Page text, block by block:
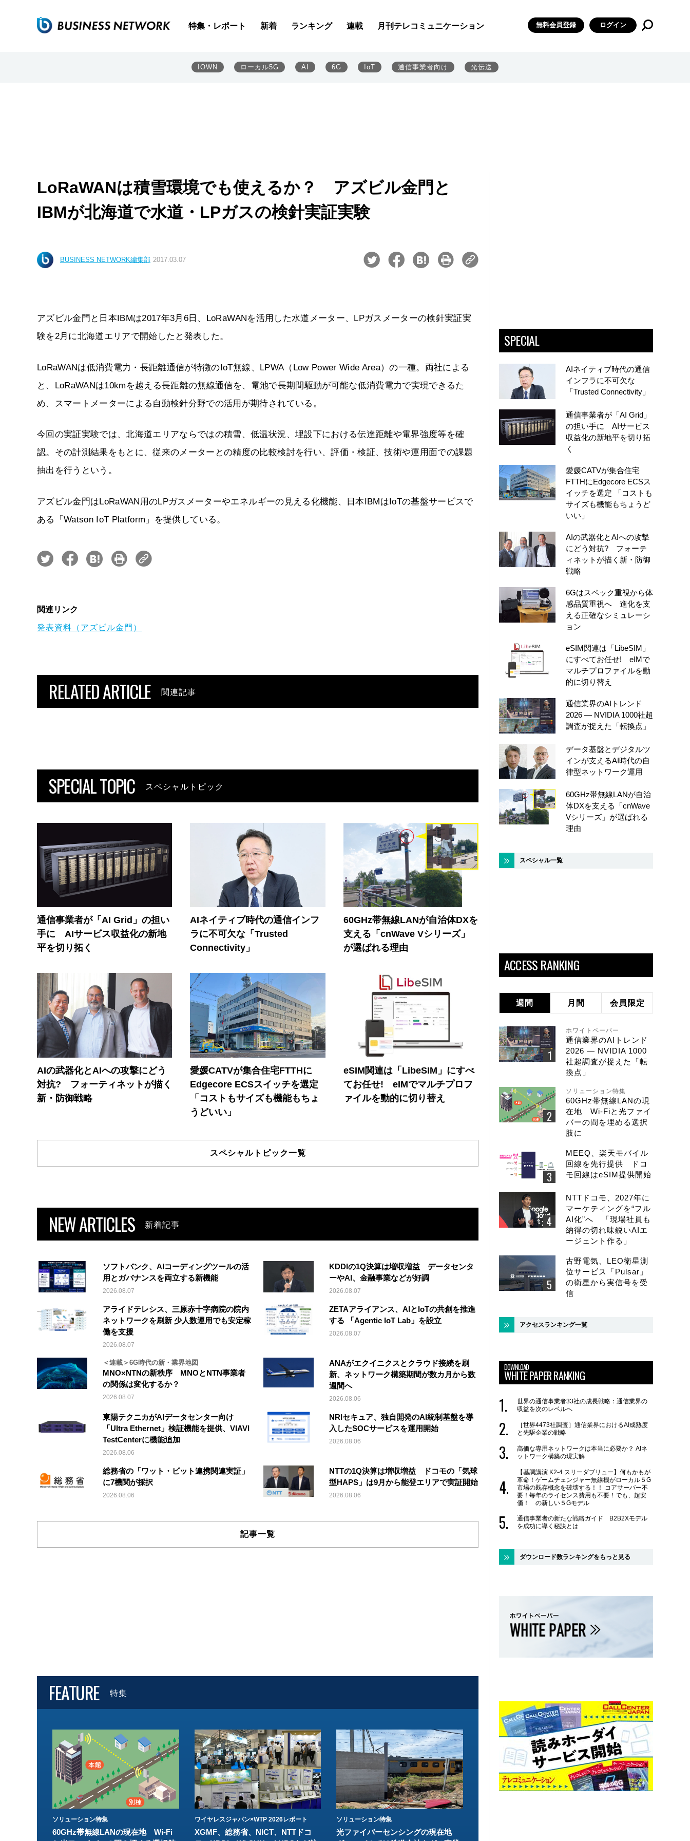
特集・レポート 新着 ランキング 連載 月刊テレコミュニケーション 無料会員登録 ログイン
IOWN ローカル5G AI 6G IoT 通信事業者向け 光伝送
LoRaWANは積雪環境でも使えるか？ アズビル金門と
IBMが北海道で水道・LPガスの検針実証実験
BUSINESS NETWORK編集部 2017.03.07
アズビル金門と日本IBMは2017年3月6日、LoRaWANを活用した水道メーター、LPガスメーターの検針実証実
験を2月に北海道エリアで開始したと発表した。
LoRaWANは低消費電力・長距離通信が特徴のIoT無線、LPWA（Low Power Wide Area）の一種。両社による
と、LoRaWANは10kmを越える長距離の無線通信を、電池で長期間駆動が可能な低消費電力で実現できるた
め、スマートメーターによる自動検針分野での活用が期待されている。
今回の実証実験では、北海道エリアならではの積雪、低温状況、埋設下における伝達距離や電界強度等を確
認。その計測結果をもとに、従来のメーターとの精度の比較検討を行い、評価・検証、技術や運用面での課題
抽出を行うという。
アズビル金門はLoRaWAN用のLPガスメーターやエネルギーの見える化機能、日本IBMはIoTの基盤サービスで
ある「Watson IoT Platform」を提供している。
関連リンク
発表資料（アズビル金門）
RELATED ARTICLE 関連記事
SPECIAL TOPIC スペシャルトピック
通信事業者が「AI Grid」の担い
手に AIサービス収益化の新地
平を切り拓く
AIネイティブ時代の通信インフ
ラに不可欠な「Trusted
Connectivity」
60GHz帯無線LANが自治体DXを
支える「cnWave Vシリーズ」
が選ばれる理由
AIの武器化とAIへの攻撃にどう
対抗? フォーティネットが描く
新・防御戦略
愛媛CATVが集合住宅FTTHに
Edgecore ECSスイッチを選定
「コストもサイズも機能もちょ
うどいい」
eSIM関連は「LibeSIM」にすべ
てお任せ! eIMでマルチプロフ
ァイルを動的に切り替え
スペシャルトピック一覧
NEW ARTICLES 新着記事
ソフトバンク、AIコーディングツールの活
用とガバナンスを両立する新機能
2026.08.07
KDDIの1Q決算は増収増益 データセンタ
ーやAI、金融事業などが好調
2026.08.07
アライドテレシス、三原赤十字病院の院内
ネットワークを刷新 少人数運用でも安定稼
働を支援
2026.08.07
ZETAアライアンス、AIとIoTの共創を推進
する 「Agentic IoT Lab」を設立
2026.08.07
＜連載＞6G時代の新・業界地図
MNO×NTNの新秩序 MNOとNTN事業者
の関係は変化するか？
2026.08.07
ANAがエクイニクスとクラウド接続を刷
新、ネットワーク構築期間が数カ月から数
週間へ
2026.08.06
東陽テクニカがAIデータセンター向け
「Ultra Ethernet」検証機能を提供、VIAVI
TestCenterに機能追加
2026.08.06
NRIセキュア、独自開発のAI統制基盤を導
入したSOCサービスを運用開始
2026.08.06
総務省の「ワット・ビット連携関連実証」
に7機関が採択
2026.08.06
NTTの1Q決算は増収増益 ドコモの「気球
型HAPS」は9月から能登エリアで実証開始
2026.08.06
記事一覧
FEATURE 特集
ソリューション特集
60GHz帯無線LANの現在地 Wi-Fi
ワイヤレスジャパン×WTP 2026レポート
XGMF、総務省、NICT、NTTドコ
ソリューション特集
光ファイバーセンシングの現在地
SPECIAL
AIネイティブ時代の通信
インフラに不可欠な
「Trusted Connectivity」
通信事業者が「AI Grid」
の担い手に AIサービス
収益化の新地平を切り拓
く
愛媛CATVが集合住宅
FTTHにEdgecore ECSス
イッチを選定 「コストも
サイズも機能もちょうど
いい」
AIの武器化とAIへの攻撃
にどう対抗? フォーテ
ィネットが描く新・防御
戦略
6Gはスペック重視から体
感品質重視へ 進化を支
える正確なシミュレーシ
ョン
eSIM関連は「LibeSIM」
にすべてお任せ! eIMで
マルチプロファイルを動
的に切り替え
通信業界のAIトレンド
2026 ― NVIDIA 1000社超
調査が捉えた「転換点」
データ基盤とデジタルツ
インが支えるAI時代の自
律型ネットワーク運用
60GHz帯無線LANが自治
体DXを支える「cnWave
Vシリーズ」が選ばれる
理由
スペシャル一覧
ACCESS RANKING
週間 月間 会員限定
ホワイトペーパー
通信業界のAIトレンド
2026 ― NVIDIA 1000
社超調査が捉えた「転
換点」
ソリューション特集
60GHz帯無線LANの現
在地 Wi-Fiと光ファイ
バーの間を埋める選択
肢に
MEEQ、楽天モバイル
回線を先行提供 ドコ
モ回線はeSIM提供開始
NTTドコモ、2027年に
マーケティングを“フル
AI化”へ 「現場社員も
納得の切れ味鋭いAIエ
ージェント作る」
古野電気、LEO衛星測
位サービス「Pulsar」
の衛星から実信号を受
信
アクセスランキング一覧
DOWNLOAD
WHITE PAPER RANKING
世界の通信事業者33社の成長戦略：通信業界の
収益を次のレベルへ
［世界4473社調査］通信業界におけるAI成熟度
と先駆企業の戦略
高価な専用ネットワークは本当に必要か？ AIネ
ットワーク構築の現実解
【基調講演 K2-4 スリーダブリュー】何もかもが
革命！ゲームチェンジャー無線機がローカル５G
市場の既存概念を破壊する！！ コアサーバー不
要！毎年のライセンス費用も不要！でも、超安
価！ の新しい５Gモデル
通信事業者の新たな戦略ガイド B2B2Xモデル
を成功に導く秘訣とは
ダウンロード数ランキングをもっと見る